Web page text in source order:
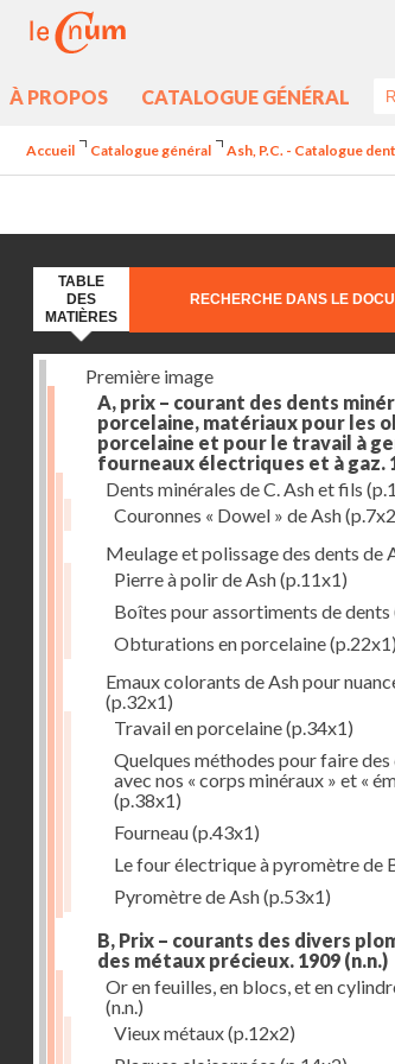
À PROPOS CATALOGUE GÉNÉRAL
Accueil Catalogue général Ash, P.C. - Catalogue
TABLE
DES
MATIÈRES
RECHERCHE DANS LE
Première image
A, prix – courant des dents
porcelaine, matériaux pour les
porcelaine et pour le travail à
fourneaux électriques et à gaz.
Dents minérales de C. Ash et fils
Couronnes « Dowel » de Ash
Meulage et polissage des dents de
Pierre à polir de Ash(p.11x1)
Boîtes pour assortiments de dents
Obturations en porcelaine(p.22x1)
Emaux colorants de Ash pour
(p.32x1)
Travail en porcelaine(p.34x1)
Quelques méthodes pour faire
avec nos « corps minéraux » et «
(p.38x1)
Fourneau(p.43x1)
Le four électrique à pyromètre de
Pyromètre de Ash(p.53x1)
B, Prix – courants des divers
des métaux précieux. 1909 (n.n.)
Or en feuilles, en blocs, et en
(n.n.)
Vieux métaux(p.12x2)